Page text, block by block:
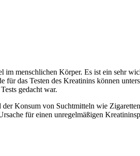
im menschlichen Körper. Es ist ein sehr
das Testen des Kreatinins können
gedacht war.
Konsum von Suchtmitteln wie
für einen unregelmäßigen